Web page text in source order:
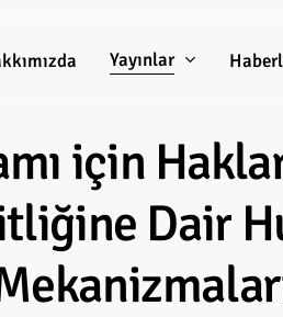
Yayınlar
için
Dair